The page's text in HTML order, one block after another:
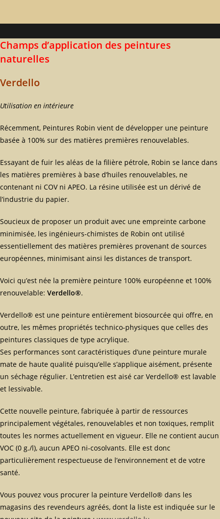
Champs d’application des peintures
naturelles
Verdello
Utilisation en intérieure
Récemment, Peintures Robin vient de développer une peinture
basée à 100% sur des matières premières renouvelables.
Essayant de fuir les aléas de la filière pétrole, Robin se lance dans
les matières premières à base d’huiles renouvelables, ne
contenant ni COV ni APEO. La résine utilisée est un dérivé de
l’industrie du papier.
Soucieux de proposer un produit avec une empreinte carbone
minimisée, les ingénieurs-chimistes de Robin ont utilisé
essentiellement des matières premières provenant de sources
européennes, minimisant ainsi les distances de transport.
Voici qu’est née la première peinture 100% européenne et 100%
renouvelable: Verdello®.
Verdello® est une peinture entièrement biosourcée qui offre, en
outre, les mêmes propriétés technico-physiques que celles des
peintures classiques de type acrylique.
Ses performances sont caractéristiques d’une peinture murale
mate de haute qualité puisqu’elle s’applique aisément, présente
un séchage régulier. L’entretien est aisé car Verdello® est lavable
et lessivable.
Cette nouvelle peinture, fabriquée à partir de ressources
principalement végétales, renouvelables et non toxiques, remplit
toutes les normes actuellement en vigueur. Elle ne contient aucun
VOC (0 g./l), aucun APEO ni-cosolvants. Elle est donc
particulièrement respectueuse de l’environnement et de votre
santé.
Vous pouvez vous procurer la peinture Verdello® dans les
magasins des revendeurs agréés, dont la liste est indiquée sur le